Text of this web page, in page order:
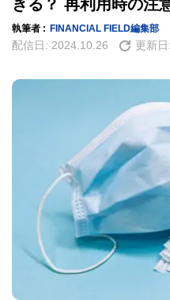
きる？ 再利用時の注
執筆者 : FINANCIAL FIELD編集部
配信日: 2024.10.26 更新日: